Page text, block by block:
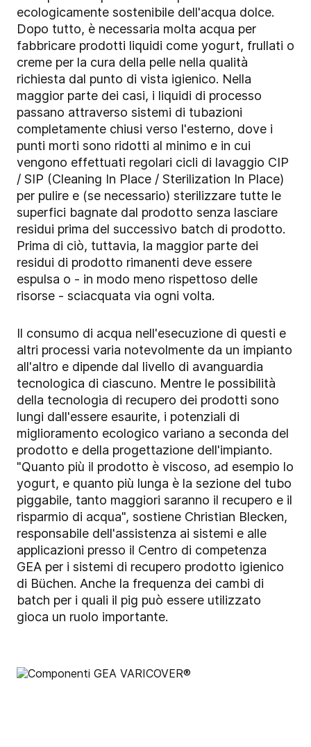
ecologicamente sostenibile dell'acqua dolce.
Dopo tutto, è necessaria molta acqua per
fabbricare prodotti liquidi come yogurt, frullati o
creme per la cura della pelle nella qualità
richiesta dal punto di vista igienico. Nella
maggior parte dei casi, i liquidi di processo
passano attraverso sistemi di tubazioni
completamente chiusi verso l'esterno, dove i
punti morti sono ridotti al minimo e in cui
vengono effettuati regolari cicli di lavaggio CIP
/ SIP (Cleaning In Place / Sterilization In Place)
per pulire e (se necessario) sterilizzare tutte le
superfici bagnate dal prodotto senza lasciare
residui prima del successivo batch di prodotto.
Prima di ciò, tuttavia, la maggior parte dei
residui di prodotto rimanenti deve essere
espulsa o - in modo meno rispettoso delle
risorse - sciacquata via ogni volta.
Il consumo di acqua nell'esecuzione di questi e
altri processi varia notevolmente da un impianto
all'altro e dipende dal livello di avanguardia
tecnologica di ciascuno. Mentre le possibilità
della tecnologia di recupero dei prodotti sono
lungi dall'essere esaurite, i potenziali di
miglioramento ecologico variano a seconda del
prodotto e della progettazione dell'impianto.
"Quanto più il prodotto è viscoso, ad esempio lo
yogurt, e quanto più lunga è la sezione del tubo
piggabile, tanto maggiori saranno il recupero e il
risparmio di acqua", sostiene Christian Blecken,
responsabile dell'assistenza ai sistemi e alle
applicazioni presso il Centro di competenza
GEA per i sistemi di recupero prodotto igienico
di Büchen. Anche la frequenza dei cambi di
batch per i quali il pig può essere utilizzato
gioca un ruolo importante.